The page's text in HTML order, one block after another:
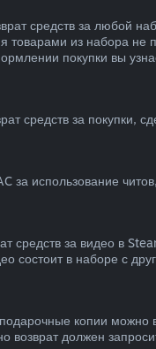
средств за любой
товарами из набора не
покупки вы
средств за покупки,
за использование
средств за видео в
состоит в наборе с
копии
возврат должен